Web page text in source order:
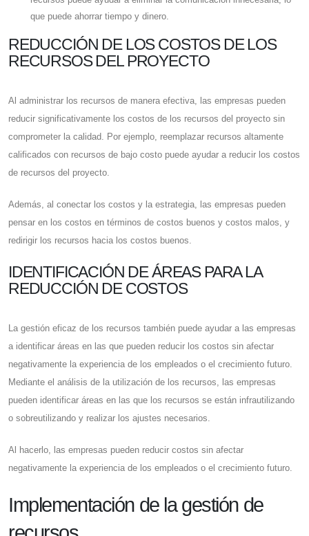
que puede ahorrar tiempo y dinero.
REDUCCIÓN DE LOS COSTOS DE LOS
RECURSOS DEL PROYECTO
Al administrar los recursos de manera efectiva, las empresas pueden
reducir significativamente los costos de los recursos del proyecto sin
comprometer la calidad. Por ejemplo, reemplazar recursos altamente
calificados con recursos de bajo costo puede ayudar a reducir los costos
de recursos del proyecto.
Además, al conectar los costos y la estrategia, las empresas pueden
pensar en los costos en términos de costos buenos y costos malos, y
redirigir los recursos hacia los costos buenos.
IDENTIFICACIÓN DE ÁREAS PARA LA
REDUCCIÓN DE COSTOS
La gestión eficaz de los recursos también puede ayudar a las empresas
a identificar áreas en las que pueden reducir los costos sin afectar
negativamente la experiencia de los empleados o el crecimiento futuro.
Mediante el análisis de la utilización de los recursos, las empresas
pueden identificar áreas en las que los recursos se están infrautilizando
o sobreutilizando y realizar los ajustes necesarios.
Al hacerlo, las empresas pueden reducir costos sin afectar
negativamente la experiencia de los empleados o el crecimiento futuro.
Implementación de la gestión de